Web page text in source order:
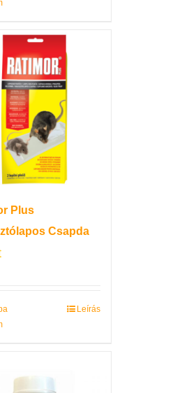
Plus
Csapda
Leírás